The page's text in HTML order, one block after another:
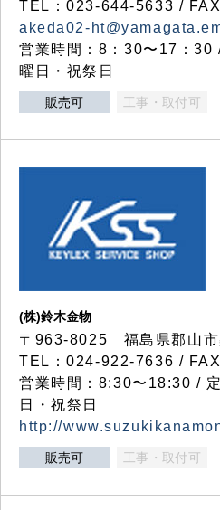
TEL：023-644-5633 /
akeda02-
営業時間：8：30〜17：30
曜日・祝祭日
販売可 工事・取付可
(株)鈴木金物
〒963-8025 福島県郡山市
TEL：024-922-7636 /
営業時間：8:30〜18:30 /
日・祝祭日
http://
販売可 工事・取付可